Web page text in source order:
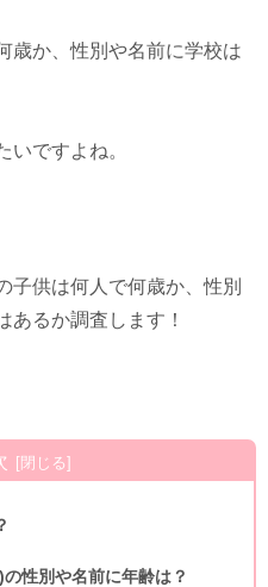
歳か、性別や名前に学校は
いですよね。
子供は何人で何歳か、性別
あるか調査します！
性別や名前に年齢は？